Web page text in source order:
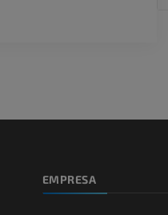
EMPRESA